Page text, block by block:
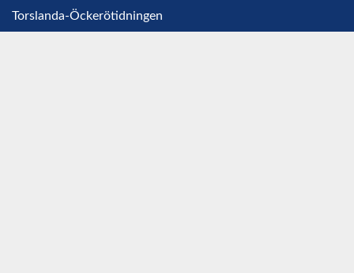
Torslanda-Öckerötidningen